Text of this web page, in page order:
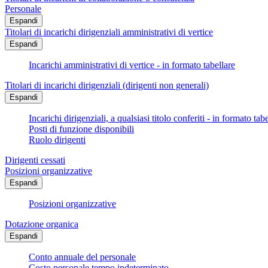
Personale
Espandi
Titolari di incarichi dirigenziali amministrativi di vertice
Espandi
Incarichi amministrativi di vertice - in formato tabellare
Titolari di incarichi dirigenziali (dirigenti non generali)
Espandi
Incarichi dirigenziali, a qualsiasi titolo conferiti - in formato
Posti di funzione disponibili
Ruolo dirigenti
Dirigenti cessati
Posizioni organizzative
Espandi
Posizioni organizzative
Dotazione organica
Espandi
Conto annuale del personale